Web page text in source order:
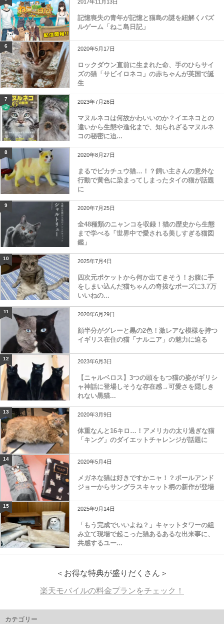
2017年11月13日
記憶喪失の青年が記憶と猫島の謎を紐解くパズ
ルゲーム「ねこ島日記」
6 2020年5月17日
ロックダウン直前に生まれた命、手のひらサイ
ズの猫「サビイロネコ」の赤ちゃんが英国で誕
生
7 2023年7月26日
マヌルネコは何故かわいいのか？イエネコとの
違いから生態や進化まで、知られざるマヌルネ
コの秘密に迫...
8 2020年8月27日
まるでピカチュウ猫…！？飼い主さんの意外な
行動で黄色に染まってしまったタイの猫が話題
に
9 2020年7月25日
全48種類のニャンコを収録！猫の歴史から生態
まで学べる「世界中で愛される美しすぎる猫図
鑑」
10 2025年7月4日
四次元ポケットから何か出てきそう！お腹に手
をしまい込んだ猫ちゃんの奇抜なポーズに3.7万
いいねの...
11 2020年6月29日
顔半分がグレーと黒の2色！激レアな模様を持つ
イギリス在住の猫「ナルニア」の魅力に迫る
12 2023年6月3日
【ニャルベロス】3つの頭をもつ猫の姿がギリシ
ャ神話に登場しそうな存在感→可愛さを隠しき
れない黒猫...
13 2020年3月9日
体重なんと16キロ…！アメリカの太り過ぎな猫
「キング」のダイエットチャレンジが話題に
14 2020年5月4日
メガネな猫は好きですかニャ！？ポールアンド
ジョーからサングラスキャット柄の新作が登場
15 2025年9月14日
「もう完成でいいよね？」キャットタワーの組
み立て現場で起こった猫あるあるな出来事に、
共感するユー...
＜お得な特典が盛りだくさん＞
楽天モバイルの料金プランをチェック！
カテゴリー